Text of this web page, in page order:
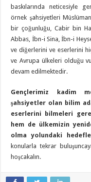
baskılarında neticesiyle
örnek şahsiyetleri
bir çoğunluğu, Cabir bin
Abbas, İbn-i Sina, İbn-i
ve diğerlerini ve eserlerini
ve Avrupa ülkeleri olduğu
devam edilmektedir.
Gençlerimiz kadim
şahsiyetler olan bilim
eserlerini bilmeleri
hem de ülkemizin
olma yolundaki
konularla tekrar
hoşcakalın.